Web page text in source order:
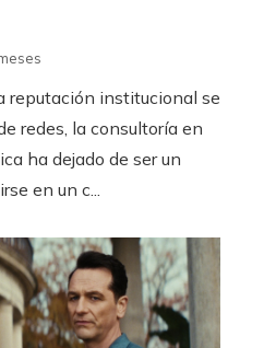
reputación institucional se
redes, la consultoría en
ha dejado de ser un
en un c...